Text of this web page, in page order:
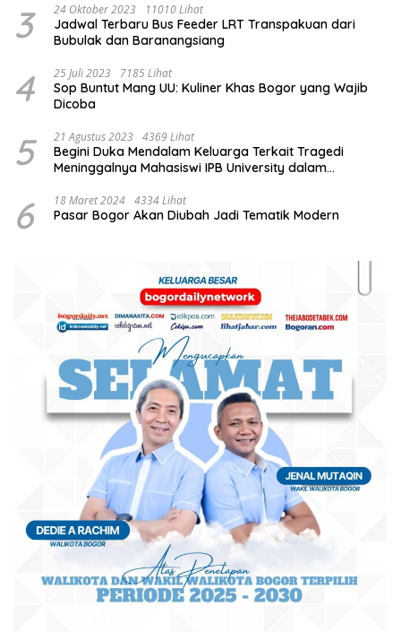
3 24 Oktober 2023 11010 Lihat
Jadwal Terbaru Bus Feeder LRT Transpakuan dari
Bubulak dan Baranangsiang
4 25 Juli 2023 7185 Lihat
Sop Buntut Mang UU: Kuliner Khas Bogor yang Wajib
Dicoba
5 21 Agustus 2023 4369 Lihat
Begini Duka Mendalam Keluarga Terkait Tragedi
Meninggalnya Mahasiswi IPB University dalam
6 18 Maret 2024 4334 Lihat
Pasar Bogor Akan Diubah Jadi Tematik Modern